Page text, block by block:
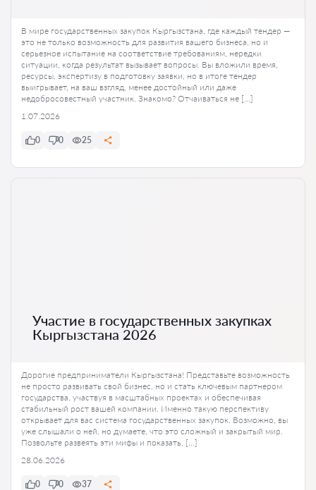
В мире государственных закупок Кыргызстана, где каждый тендер —
это не только возможность для развития вашего бизнеса, но и
серьезное испытание на соответствие требованиям, нередки
ситуации, когда результат вызывает вопросы. Вы вложили время,
ресурсы, экспертизу в подготовку заявки, но в итоге тендер
выигрывает, на ваш взгляд, менее достойный или даже
недобросовестный участник. Знакомо? Отчаиваться не […]
1.07.2026
0 0 25
Участие в государственных закупках
Кыргызстана 2026
Дорогие предприниматели Кыргызстана! Представьте возможность
не просто развивать свой бизнес, но и стать ключевым партнером
государства, участвуя в масштабных проектах и обеспечивая
стабильный рост вашей компании. Именно такую перспективу
открывает для вас система государственных закупок. Возможно, вы
уже слышали о ней, но думаете, что это сложный и закрытый мир.
Позвольте развеять эти мифы и показать, […]
28.06.2026
0 0 37